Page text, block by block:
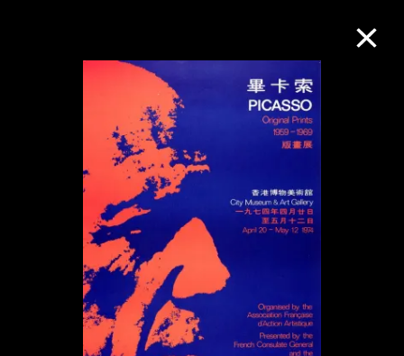
M+藏品
进一步筛选
关于M+藏品
探索世界顶级的二十及二十一世纪视觉